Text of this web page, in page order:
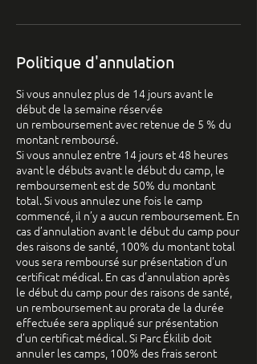
Politique d'annulation
Si vous annulez plus de 14 jours avant le
début de la semaine réservée
un remboursement avec retenue de 5 % du
montant remboursé.
Si vous annulez entre 14 jours et 48 heures
avant le débuts avant le début du camp, le
remboursement est de 50% du montant
total. Si vous annulez une fois le camp
commencé, il n’y a aucun remboursement. En
cas d’annulation avant le début du camp pour
des raisons de santé, 100% du montant total
vous sera remboursé sur présentation d’un
certificat médical. En cas d’annulation après
le début du camp pour des raisons de santé,
un remboursement au prorata de la durée
effectuée sera appliqué sur présentation
d’un certificat médical. Si Parc Ékilib doit
annuler les camps, 100% des frais seront